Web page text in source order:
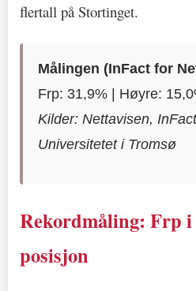
flertall på Stortinget.
Målingen (InFact for
Frp: 31,9% | Høyre:
Kilder: Nettavisen,
Universitetet i Tromsø
Rekordmåling: Frp
posisjon